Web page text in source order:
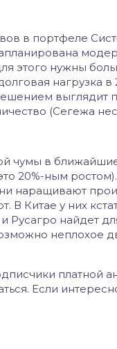
в портфеле
этого нужны
нагрузка
выглядит
(Сегежа
чумы в
20%-ным
наращивают
В Китае у них
и Русагро найдет
неплохое
платной
Если